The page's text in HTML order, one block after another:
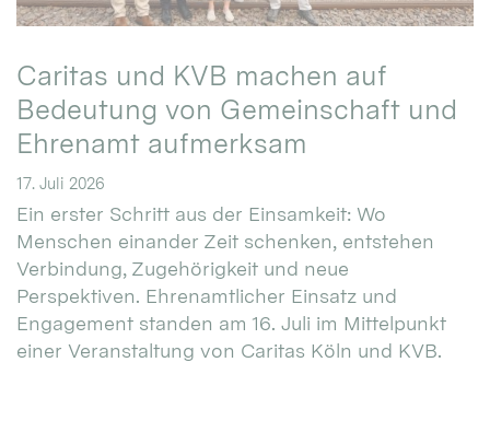
Caritas und KVB machen auf
Bedeutung von Gemeinschaft und
Ehrenamt aufmerksam
17. Juli 2026
Ein erster Schritt aus der Einsamkeit: Wo
Menschen einander Zeit schenken, entstehen
Verbindung, Zugehörigkeit und neue
Perspektiven. Ehrenamtlicher Einsatz und
Engagement standen am 16. Juli im Mittelpunkt
einer Veranstaltung von Caritas Köln und KVB.